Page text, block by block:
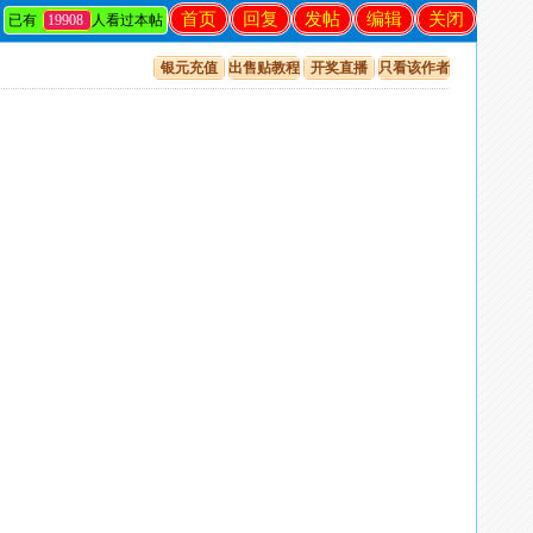
关闭
编辑
发帖
回复
首页
已有 19908 人看过本帖
银元充值 出售贴教程 开奖直播 只看该作者